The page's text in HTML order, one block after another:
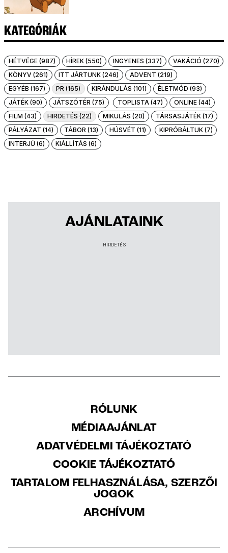
KATEGÓRIÁK
HÉTVÉGE (987) HÍREK (550) INGYENES (337)
VAKÁCIÓ (270)
KÖNYV (261)
ITT JÁRTUNK (246)
ADVENT (219)
EGYÉB (167)
PR (165) KIRÁNDULÁS (101)
ÉLETMÓD (93)
JÁTÉK (90)
JÁTSZÓTÉR (75) TOPLISTA (47)
ONLINE (44)
FILM (43)
HIRDETÉS (22) MIKULÁS (20)
TÁRSASJÁTÉK (17)
PÁLYÁZAT (14)
TÁBOR (13) HÚSVÉT (11)
KIPRÓBÁLTUK (7)
INTERJÚ (6)
KIÁLLÍTÁS (6)
AJÁNLATAINK
HIRDETÉS
RÓLUNK
MÉDIAAJÁNLAT
ADATVÉDELMI TÁJÉKOZTATÓ
COOKIE TÁJÉKOZTATÓ
TARTALOM FELHASZNÁLÁSA, SZERZŐI
JOGOK
ARCHÍVUM